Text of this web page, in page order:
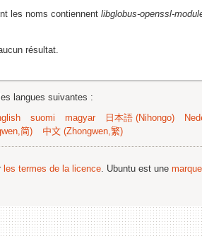
les noms contiennent libglobus-openssl-
résultat.
langues suivantes :
suomi magyar 日本語 (Nihongo)
简) 中文 (Zhongwen,繁)
les termes de la licence. Ubuntu est une marque